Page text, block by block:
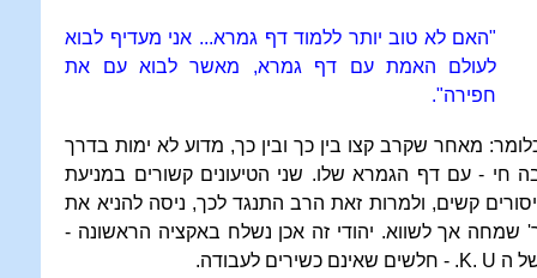
"האם לא טוב יותר ללמוד דף גמרא... אני מעדיף לבוא
לעולם האמת עם דף גמרא, מאשר לבוא עם את
חפירה".
מאחר שקרב קצו בין כך ובין כך, מדוע לא ימות בדרך
חי - עם דף הגמרא שלו. שני הטיעונים קשורים במניעת
קשים, ולמרות זאת הרב התנגד לכך, ניסה להניא את
שמחה אך לשווא. יהודי זה אכן נשלח באקציה הראשונה -
ה K. U. - חלשים שאינם כשירים לעבודה.